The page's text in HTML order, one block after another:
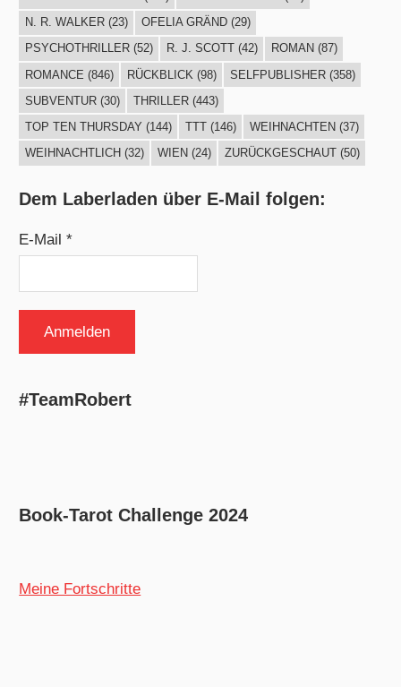
N. R. WALKER(23) OFELIA GRÄND(29)
PSYCHOTHRILLER(52) R. J. SCOTT(42) ROMAN (87)
ROMANCE (846) RÜCKBLICK (98) SELFPUBLISHER(358)
SUBVENTUR(30) THRILLER(443)
TOP TEN THURSDAY (144) TTT(146) WEIHNACHTEN (37)
WEIHNACHTLICH (32) WIEN (24) ZURÜCKGESCHAUT(50)
Dem Laberladen über E-Mail folgen:
E-Mail *
#TeamRobert
Book-Tarot Challenge 2024
Meine Fortschritte